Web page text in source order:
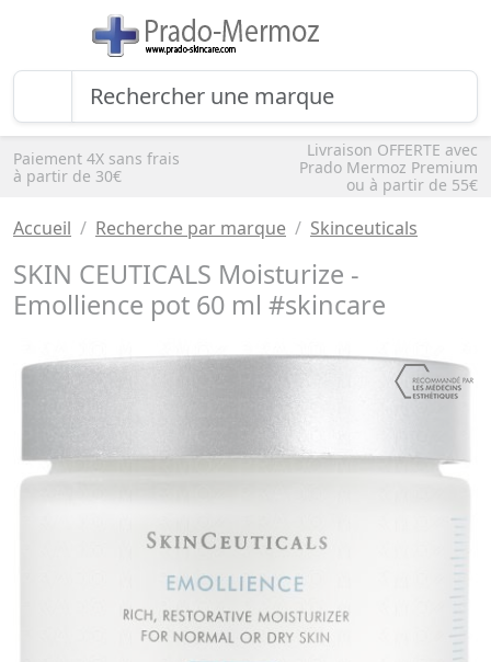
Paiement 4X sans frais
à partir de 30€
Livraison OFFERTE avec
Prado Mermoz Premium
ou à partir de 55€
Accueil Recherche par marque Skinceuticals
SKIN CEUTICALS Moisturize -
Emollience pot 60 ml #skincare